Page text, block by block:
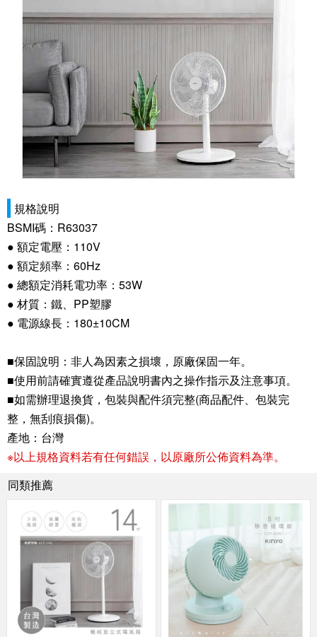
規格說明
BSMI碼：R63037
● 額定電壓：110V
● 額定頻率：60Hz
● 總額定消耗電功率：53W
● 材質：鐵、PP塑膠
● 電源線長：180±10CM
■保固說明：非人為因素之損壞，原廠保固一年。
■使用前請確實遵從產品說明書內之操作指示及注意事項。
■如需辦理退換貨，包裝與配件須完整(商品配件、包裝完
整，無刮痕損傷)。
產地：台灣
※以上規格資料若有任何錯誤，以原廠所公佈資料為準。
同類推薦